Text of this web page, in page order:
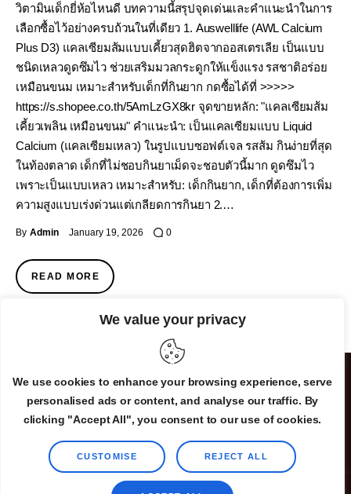
We value your privacy
We use cookies to enhance your browsing experience, serve
personalised ads or content, and analyse our traffic. By
clicking "Accept All", you consent to our use of cookies.
CUSTOMISE REJECT ALL
วิตามินเด็กยี่ห้อไหนดี บทความนี้สรุปจุดเด่นและคำแนะนำในการ
เลือกซื้อไว้อย่างครบถ้วนในที่เดียว 1. Auswelllife (AWL Calcium
Plus D3) แคลเซียมส้มแบบเคี้ยวสุดฮิตจากออสเตรเลีย เป็นแบบ
ชนิดเหลวดูดซึมไว ช่วยเสริมมวลกระดูกให้แข็งแรง รสชาติอร่อย
เหมือนขนม เหมาะสำหรับเด็กที่กินยาก กดซื้อได้ที่ >>>>>
https://s.shopee.co.th/5AmLzGX8kr จุดขายหลัก: "แคลเซียมส้ม
เคี้ยวเพลิน เหมือนขนม" คำแนะนำ: เป็นแคลเซียมแบบ Liquid
Calcium (แคลเซียมเหลว) ในรูปแบบซอฟต์เจล รสส้ม กินง่ายที่สุด
ในท้องตลาด เด็กที่ไม่ชอบกินยาเม็ดจะชอบตัวนี้มาก ดูดซึมไว
เพราะเป็นแบบเหลว เหมาะสำหรับ: เด็กกินยาก, เด็กที่ต้องการเพิ่ม
ความสูงแบบเร่งด่วนแต่เกลียดการกินยา 2.…
By Admin January 19, 2026 0
READ MORE